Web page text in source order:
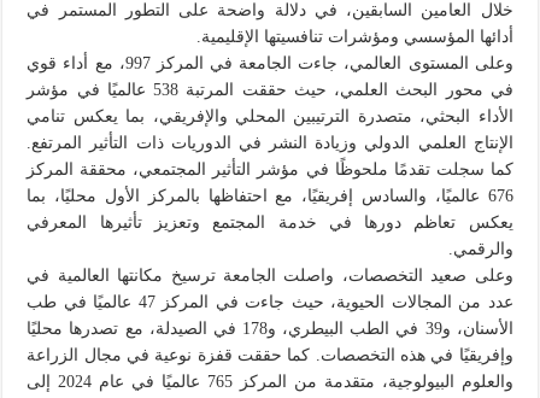
خلال العامين السابقين، في دلالة واضحة على التطور المستمر في
أدائها المؤسسي ومؤشرات تنافسيتها الإقليمية.
وعلى المستوى العالمي، جاءت الجامعة في المركز 997، مع أداء قوي
في محور البحث العلمي، حيث حققت المرتبة 538 عالميًا في مؤشر
الأداء البحثي، متصدرة الترتيبين المحلي والإفريقي، بما يعكس تنامي
الإنتاج العلمي الدولي وزيادة النشر في الدوريات ذات التأثير المرتفع.
كما سجلت تقدمًا ملحوظًا في مؤشر التأثير المجتمعي، محققة المركز
676 عالميًا، والسادس إفريقيًا، مع احتفاظها بالمركز الأول محليًا، بما
يعكس تعاظم دورها في خدمة المجتمع وتعزيز تأثيرها المعرفي
والرقمي.
وعلى صعيد التخصصات، واصلت الجامعة ترسيخ مكانتها العالمية في
عدد من المجالات الحيوية، حيث جاءت في المركز 47 عالميًا في طب
الأسنان، و39 في الطب البيطري، و178 في الصيدلة، مع تصدرها محليًا
وإفريقيًا في هذه التخصصات. كما حققت قفزة نوعية في مجال الزراعة
والعلوم البيولوجية، متقدمة من المركز 765 عالميًا في عام 2024 إلى